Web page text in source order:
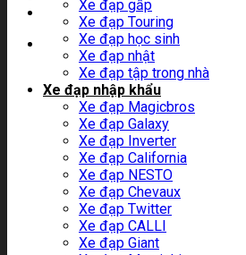
Xe đạp gấp
Xe đạp Touring
Xe đạp học sinh
Xe đạp nhật
Xe đạp tập trong nhà
Xe đạp nhập khẩu
Xe đạp Magicbros
Xe đạp Galaxy
Xe đạp Inverter
Xe đạp California
Xe đạp NESTO
Xe đạp Chevaux
Xe đạp Twitter
Xe đạp CALLI
Xe đạp Giant